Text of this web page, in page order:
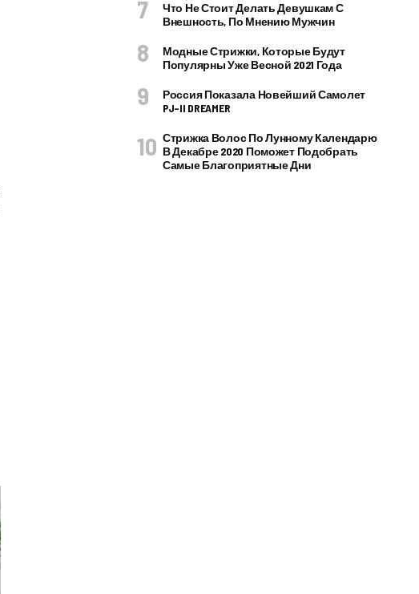
Что Не Стоит Делать Девушкам С
Внешность, По Мнению Мужчин
Модные Стрижки, Которые Будут
Популярны Уже Весной 2021 Года
Россия Показала Новейший Самолет
PJ–II DREAMER
Стрижка Волос По Лунному Календарю
В Декабре 2020 Поможет Подобрать
Самые Благоприятные Дни